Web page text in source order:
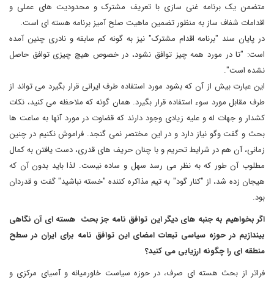
متضمن یک برنامه غنی سازی با تعریف مشترک و محدودیت های عملی و
اقدامات شفاف ساز به منظور تضمین ماهیت صلح آمیز برنامه هسته ای است.
در پایان سند "برنامه اقدام مشترک" نیز به گونه کم سابقه و نادری چنین آمده
است: "تا در مورد همه چیز توافق نشود، در خصوص هیچ چیزی توافق حاصل
نشده است".
این عبارت بیش از آن که بشود مورد استفاده طرف ایرانی قرار بگیرد می تواند از
طرف مقابل مورد سوء استفاده قرار بگیرد. همان گونه که ملاحظه می کنید، نکات
کشدار و جهات له و علیه زیادی وجود دارند که قضاوت در مورد آنها به ساعت ها
بحث و گفت وگو نیاز دارد و در این مختصر نمی گنجد. فراموش نکنیم در چنین
زمانی، آن هم در شرایط تحریم و با چنان حریف های قدری، دست یافتن به کمال
مطلوب آن طور که به نظر می رسد سهل و ساده نیست. لذا باید بدون آن که
هیجان زده شد، از "کنار گود" به تیم مذاکره کننده "خسته نباشید" گفت و قدردان
بود.
اگر بخواهیم به جنبه های دیگر این توافق نامه جز بحث هسته ای آن نگاهی
بیندازیم در حوزه سیاسی تبعات امضای این توافق نامه برای ایران در سطح
منطقه ای را چگونه ارزیابی می کنید؟
فراتر از بحث هسته ای صرف، در حوزه سیاست خاورمیانه و آسیای مرکزی و